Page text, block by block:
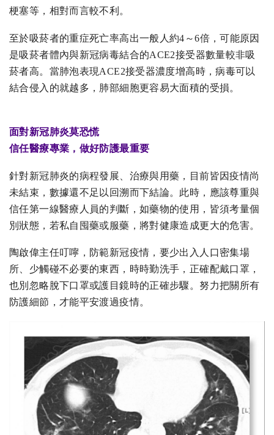
梗塞等，相對而言較不利。
至於吸菸者的重症死亡率高出一般人約4～6倍，可能原因
是吸菸者體內與新冠病毒結合的ACE2接受器數量較非吸
菸者高。當肺泡表現ACE2接受器濃度增高時，病毒可以
結合侵入的就越多，肺部細胞更容易大面積的受損。
面對新冠肺炎莫恐慌
信任醫療專業，做好防護最重要
針對新冠肺炎的病程發展、治療與用藥，目前皆因疫情尚
未結束，數據還不足以回溯而下結論。此時，應該尊重與
信任第一線醫療人員的判斷，如藥物的使用，皆須考量個
別狀態，若私自囤藥或服藥，將對健康造成更大的危害。
陶啟偉主任叮嚀，防範新冠疫情，要少出入人口密集場
所、少觸碰不必要的東西，時時勤洗手，正確配戴口罩，
也別忽略脫下口罩或護目鏡時的正確步驟。努力把關所有
防護細節，才能平安渡過疫情。